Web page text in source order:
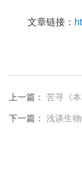
文章链接：
上一篇： 苦寻《
下一篇： 浅谈生